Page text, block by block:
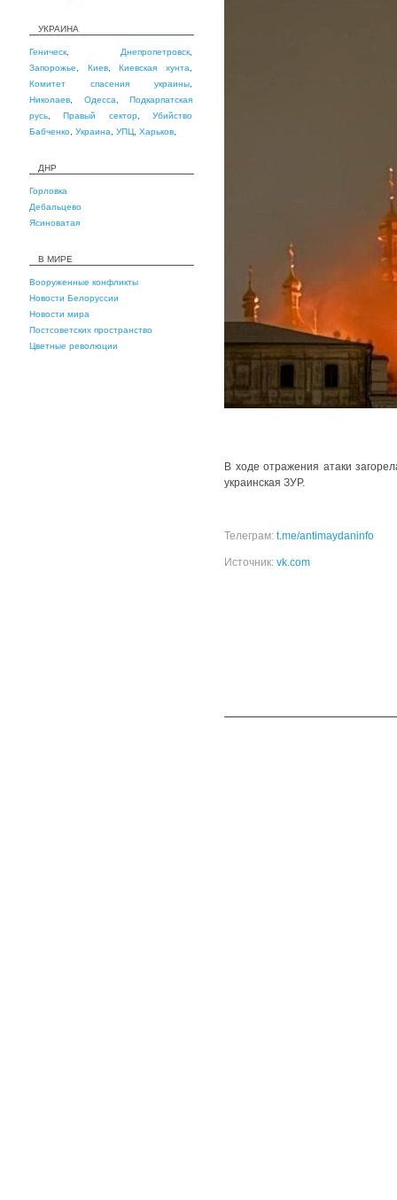
УКРАИНА
Геническ Днепропетровск
Запорожье
Киев,Киевская хунта
Комитет спасения украины
Николаев
Одесса
Подкарпатская
русь ,Правый сектор,Убийство
Бабченко Украина УПЦ Харьков
ДНР
Горловка
Дебальцево
Ясиноватая
В МИРЕ
Вооруженные конфликты
Новости Белоруссии
Новости мира
Постсоветских пространство
Цветные революции
В ходе отражения атаки
украинская ЗУР.
Телеграм: t.me/antimaydaninfo
Источник: vk.com